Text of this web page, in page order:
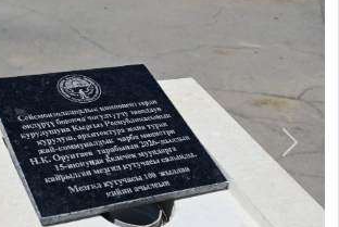
Next